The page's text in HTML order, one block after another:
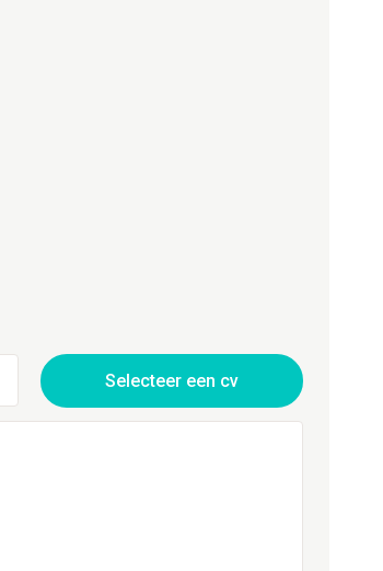
Selecteer een cv